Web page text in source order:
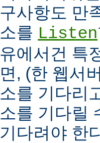
구사항도 만
소를 Listen
유에서건 특
면, (한 웹서
소를 기다리
소를 기다릴
기다려야 한